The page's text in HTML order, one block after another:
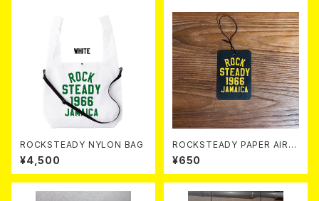
ROCKSTEADY NYLON BAG
¥4,500
ROCKSTEADY PAPER AIR F
RESHNER
¥650